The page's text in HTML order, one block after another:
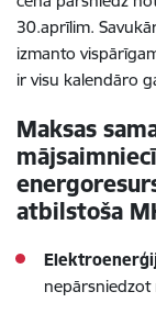
30.aprīlim.
izmanto
ir visu kalendāro
Maksas
atbilstoša